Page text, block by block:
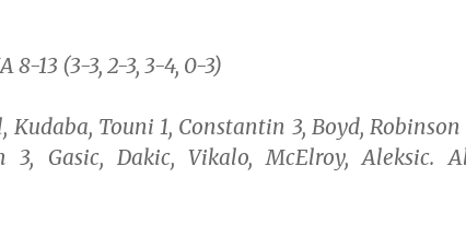
8-13 (3-3, 2-3, 3-4, 0-3)
Kudaba, Touni 1, Constantin 3, Boyd, Robinson
3, Gasic, Dakic, Vikalo, McElroy, Aleksic.